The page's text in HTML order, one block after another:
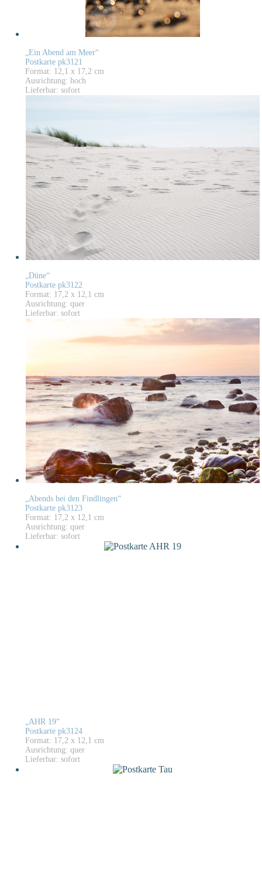
„Ein Abend am Meer“
Postkarte pk3121
Format: 12,1 x 17,2 cm
Ausrichtung: hoch
Lieferbar: sofort
„Düne“
Postkarte pk3122
Format: 17,2 x 12,1 cm
Ausrichtung: quer
Lieferbar: sofort
„Abends bei den Findlingen“
Postkarte pk3123
Format: 17,2 x 12,1 cm
Ausrichtung: quer
Lieferbar: sofort
„AHR 19“
Postkarte pk3124
Format: 17,2 x 12,1 cm
Ausrichtung: quer
Lieferbar: sofort